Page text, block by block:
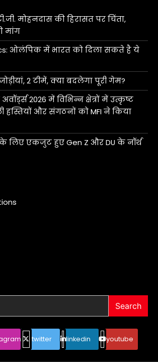
मोहनदास की हिरासत पर चिंता,
मांग
ओलंपिक में भारत को दिला सकते है ये
2 टीमें, क्या बदलेगा पूरी गेम?
2026 में विभिन्न क्षेत्रों में उत्कृष्ट
हस्तियों और संगठनों को MFI ने किया
लिए एकजुट हुए Gen Z और DU के नॉर्थ
Search
twitter linkedin youtube